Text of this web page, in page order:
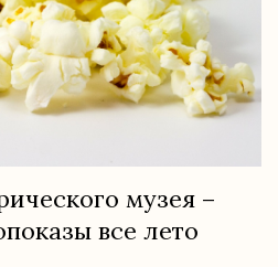
музея –
все лето